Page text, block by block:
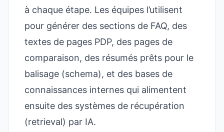
à chaque étape. Les équipes l’utilisent
pour générer des sections de FAQ, des
textes de pages PDP, des pages de
comparaison, des résumés prêts pour le
balisage (schema), et des bases de
connaissances internes qui alimentent
ensuite des systèmes de récupération
(retrieval) par IA.